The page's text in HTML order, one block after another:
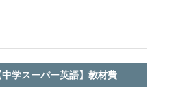
学スーパー英語】教材費